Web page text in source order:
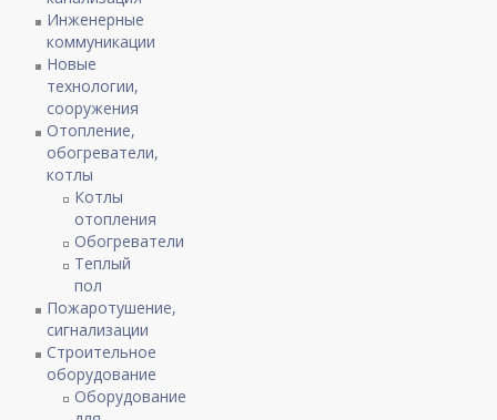
Инженерные
коммуникации
Новые
технологии,
сооружения
Отопление,
обогреватели,
котлы
Котлы
отопления
Обогреватели
Теплый
пол
Пожаротушение,
сигнализации
Строительное
оборудование
Оборудование